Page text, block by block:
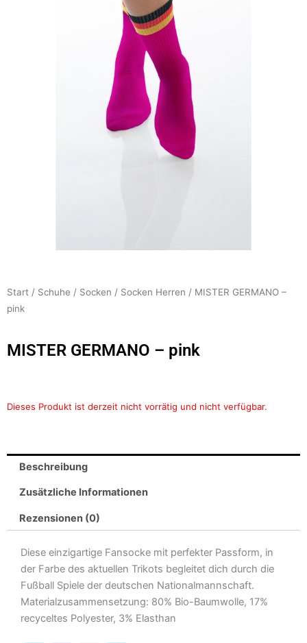
Start / Schuhe / Socken / Socken Herren / MISTER GERMANO –
pink
MISTER GERMANO – pink
Dieses Produkt ist derzeit nicht vorrätig und nicht verfügbar.
Beschreibung
Zusätzliche Informationen
Rezensionen (0)
Diese einzigartige Fansocke mit perfekter Passform, in
der Farbe des aktuellen Trikots begleitet dich durch die
Fußball Spiele der deutschen Nationalmannschaft.
Materialzusammensetzung: 80% Bio-Baumwolle, 17%
recyceltes Polyester, 3% Elasthan